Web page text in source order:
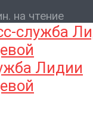
на чтение
служба